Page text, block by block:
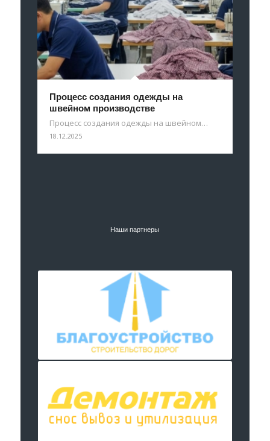
Процесс создания одежды на
швейном производстве
Процесс создания одежды на швейном…
18.12.2025
Наши партнеры